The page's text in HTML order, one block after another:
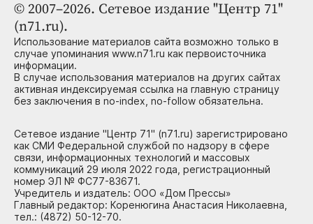
© 2007–2026. Сетевое издание "Центр 71"
(n71.ru).
Использование материалов сайта возможно только в
случае упоминания www.n71.ru как первоисточника
информации.
В случае использования материалов на других сайтах
активная индексируемая ссылка на главную страницу
без заключения в no-index, no-follow обязательна.
Сетевое издание "Центр 71" (n71.ru) зарегистрировано
как СМИ Федеральной службой по надзору в сфере
связи, информационных технологий и массовых
коммуникаций 29 июля 2022 года, регистрационный
номер ЭЛ № ФС77-83671.
Учредитель и издатель: ООО «Дом Прессы»
Главный редактор: Коренюгина Анастасия Николаевна,
тел.: (4872) 50-12-70.